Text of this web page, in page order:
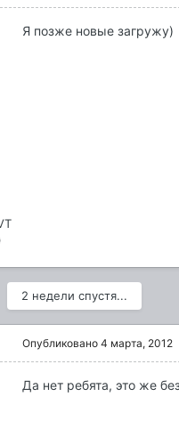
Я позже новые загружу)
2 недели спустя...
Опубликовано 4 марта, 2012
Да нет ребята, это же